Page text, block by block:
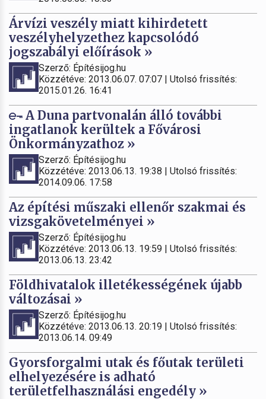
Árvízi veszély miatt kihirdetett
veszélyhelyzethez kapcsolódó
jogszabályi előírások »
Szerző: Építésijog.hu
Közzétéve: 2013.06.07. 07:07 | Utolsó frissítés:
2015.01.26. 16:41
A Duna partvonalán álló további
ingatlanok kerültek a Fővárosi
Önkormányzathoz »
Szerző: Építésijog.hu
Közzétéve: 2013.06.13. 19:38 | Utolsó frissítés:
2014.09.06. 17:58
Az építési műszaki ellenőr szakmai és
vizsgakövetelményei »
Szerző: Építésijog.hu
Közzétéve: 2013.06.13. 19:59 | Utolsó frissítés:
2013.06.13. 23:42
Földhivatalok illetékességének újabb
változásai »
Szerző: Építésijog.hu
Közzétéve: 2013.06.13. 20:19 | Utolsó frissítés:
2013.06.14. 09:49
Gyorsforgalmi utak és főutak területi
elhelyezésére is adható
területfelhasználási engedély »